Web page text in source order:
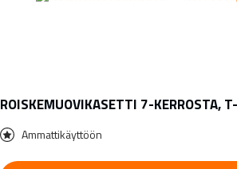
ROISKEMUOVIKASETTI 7-KERROSTA,
Ammattikäyttöön